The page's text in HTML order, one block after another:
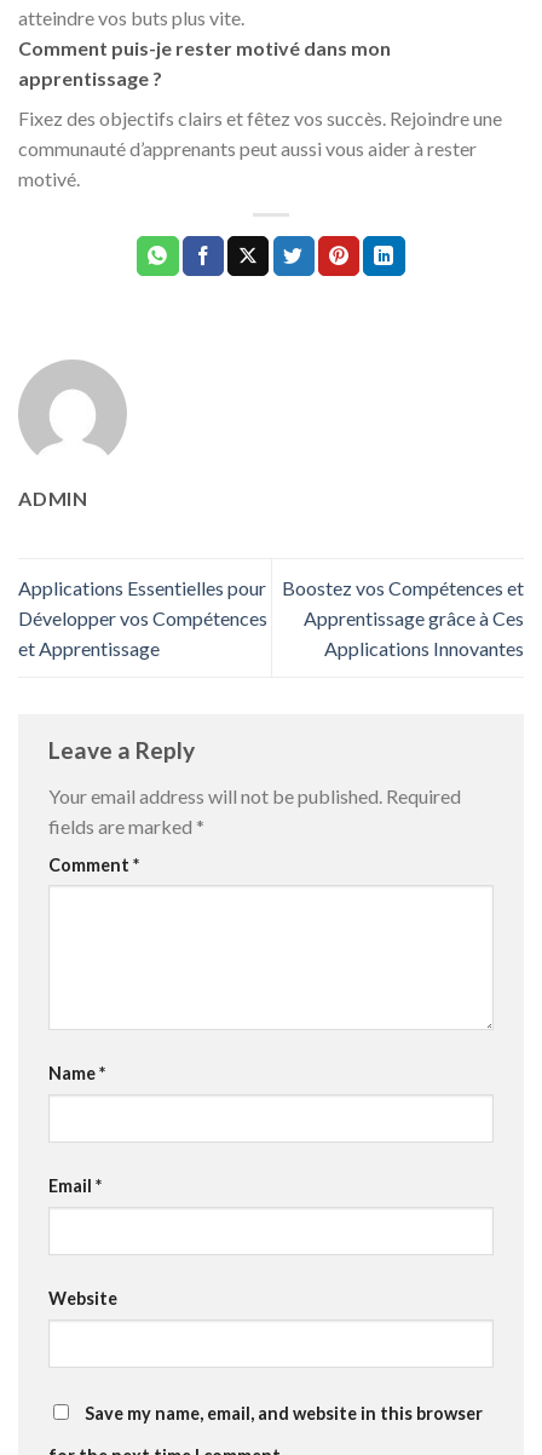
atteindre vos buts plus vite.
Comment puis-je rester motivé dans mon
apprentissage ?
Fixez des objectifs clairs et fêtez vos succès. Rejoindre une
communauté d’apprenants peut aussi vous aider à rester
motivé.
ADMIN
Applications Essentielles pour
Développer vos Compétences
et Apprentissage
Boostez vos Compétences et
Apprentissage grâce à Ces
Applications Innovantes
Leave a Reply
Your email address will not be published. Required
fields are marked *
Comment *
Name*
Email *
Website
Save my name, email, and website in this browser